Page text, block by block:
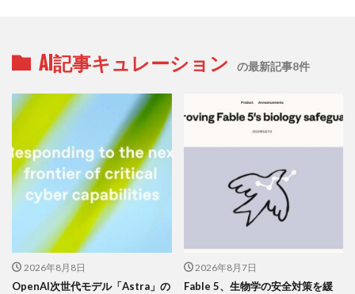
AI記事キュレーション の最新記事8件
2026年8月8日
OpenAI次世代モデル「Astra」の
2026年8月7日
Fable 5、生物学の安全対策を緩